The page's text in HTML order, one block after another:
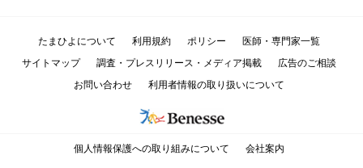
たまひよについて 利用規約 ポリシー
医師・専門家一覧
サイトマップ
調査・プレスリリース・メディア掲載
広告のご相談
お問い合わせ
利用者情報の取り扱いについて
個人情報保護への取り組みについて 会社案内